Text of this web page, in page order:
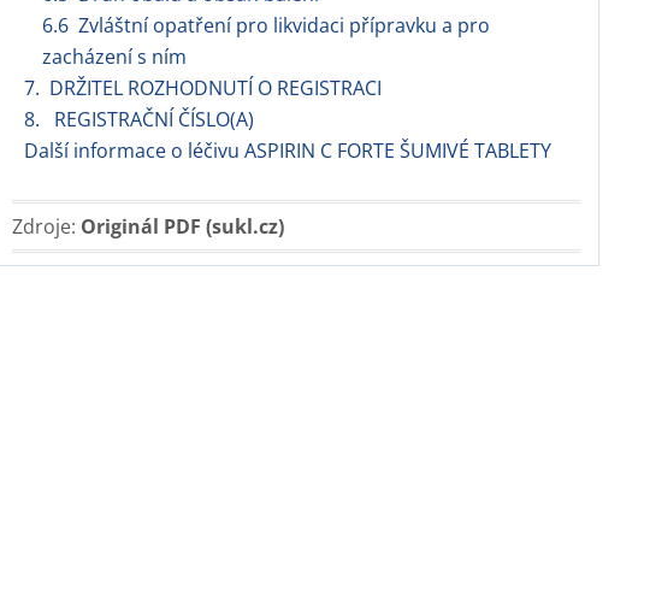
6.6 Zvláštní opatření pro likvidaci přípravku a pro
zacházení s ním
7. DRŽITEL ROZHODNUTÍ O REGISTRACI
8. REGISTRAČNÍ ČÍSLO(A)
Další informace o léčivu ASPIRIN C FORTE ŠUMIVÉ TABLETY
Zdroje: Originál PDF (sukl.cz)